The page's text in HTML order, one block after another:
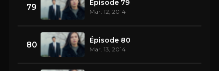
79 Épisode 79
Mar. 12, 2014
80 Épisode 80
Mar. 13, 2014